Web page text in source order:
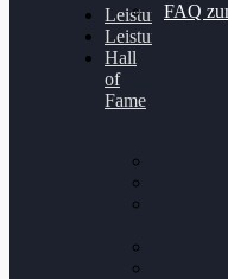
FAQ
Hall
of
Fame
V6
VW